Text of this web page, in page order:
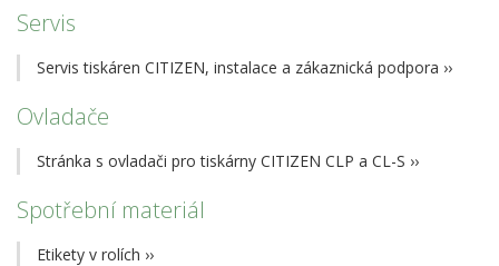
Servis
Servis tiskáren CITIZEN, instalace a zákaznická podpora ››
Ovladače
Stránka s ovladači pro tiskárny CITIZEN CLP a CL-S ››
Spotřební materiál
Etikety v rolích ››